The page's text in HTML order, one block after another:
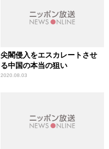
尖閣侵入をエスカレートさせ
る中国の本当の狙い
2020.08.03